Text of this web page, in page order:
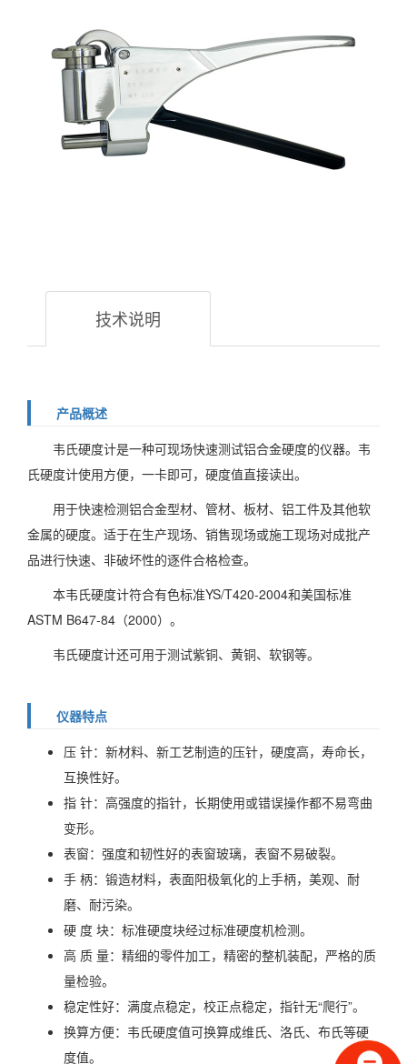
技术说明
产品概述
韦氏硬度计是一种可现场快速测试铝合金硬度的仪器。韦
氏硬度计使用方便，一卡即可，硬度值直接读出。
用于快速检测铝合金型材、管材、板材、铝工件及其他软
金属的硬度。适于在生产现场、销售现场或施工现场对成批产
品进行快速、非破坏性的逐件合格检查。
本韦氏硬度计符合有色标准YS/T420-2004和美国标准
ASTM B647-84（2000）。
韦氏硬度计还可用于测试紫铜、黄铜、软钢等。
仪器特点
压 针：新材料、新工艺制造的压针，硬度高，寿命长，
互换性好。
指 针：高强度的指针，长期使用或错误操作都不易弯曲
变形。
表窗：强度和韧性好的表窗玻璃，表窗不易破裂。
手 柄：锻造材料，表面阳极氧化的上手柄，美观、耐
磨、耐污染。
硬 度 块：标准硬度块经过标准硬度机检测。
高 质 量：精细的零件加工，精密的整机装配，严格的质
量检验。
稳定性好：满度点稳定，校正点稳定，指针无“爬行”。
换算方便：韦氏硬度值可换算成维氏、洛氏、布氏等硬
度值。